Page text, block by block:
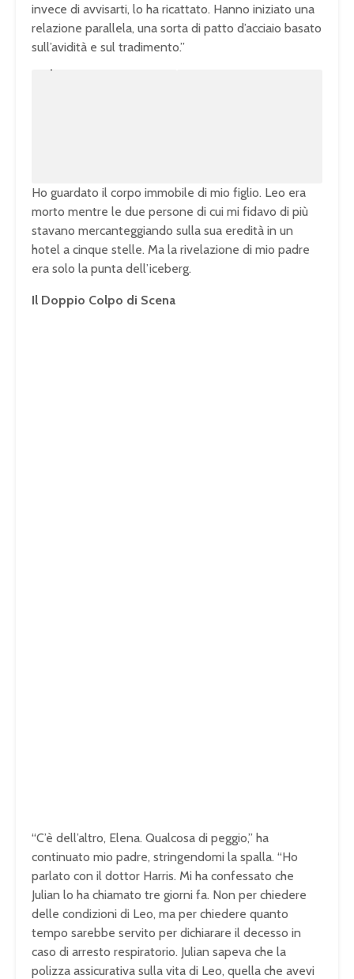
invece di avvisarti, lo ha ricattato. Hanno iniziato una
relazione parallela, una sorta di patto d’acciaio basato
sull’avidità e sul tradimento.”
Ho guardato il corpo immobile di mio figlio. Leo era
morto mentre le due persone di cui mi fidavo di più
stavano mercanteggiando sulla sua eredità in un
hotel a cinque stelle. Ma la rivelazione di mio padre
era solo la punta dell’iceberg.
Il Doppio Colpo di Scena
“C’è dell’altro, Elena. Qualcosa di peggio,” ha
continuato mio padre, stringendomi la spalla. “Ho
parlato con il dottor Harris. Mi ha confessato che
Julian lo ha chiamato tre giorni fa. Non per chiedere
delle condizioni di Leo, ma per chiedere quanto
tempo sarebbe servito per dichiarare il decesso in
caso di arresto respiratorio. Julian sapeva che la
polizza assicurativa sulla vita di Leo, quella che avevi